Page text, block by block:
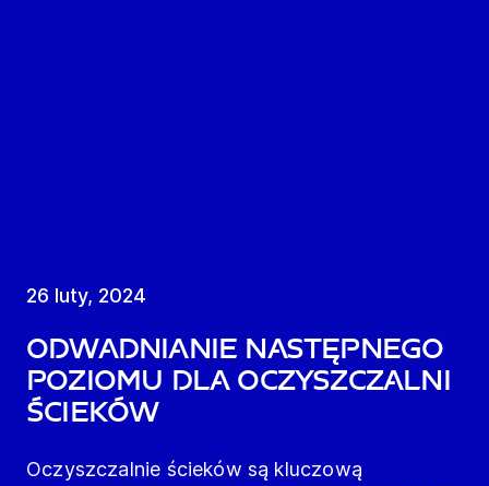
26 luty, 2024
Odwadnianie następnego
poziomu dla oczyszczalni
ścieków
Oczyszczalnie ścieków są kluczową